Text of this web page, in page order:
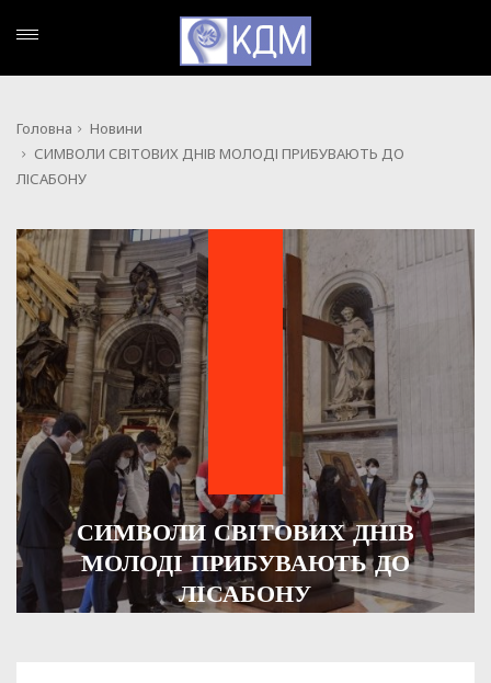
Головна
Новини
СИМВОЛИ СВІТОВИХ ДНІВ МОЛОДІ ПРИБУВАЮТЬ ДО
ЛІСАБОНУ
СИМВОЛИ СВІТОВИХ ДНІВ
МОЛОДІ ПРИБУВАЮТЬ ДО
ЛІСАБОНУ